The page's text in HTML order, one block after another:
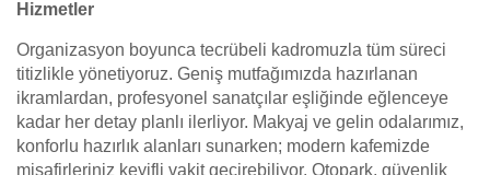
Hizmetler
Organizasyon boyunca tecrübeli kadromuzla tüm süreci
titizlikle yönetiyoruz. Geniş mutfağımızda hazırlanan
ikramlardan, profesyonel sanatçılar eşliğinde eğlenceye
kadar her detay planlı ilerliyor. Makyaj ve gelin odalarımız,
konforlu hazırlık alanları sunarken; modern kafemizde
misafirleriniz keyifli vakit geçirebiliyor. Otopark, güvenlik